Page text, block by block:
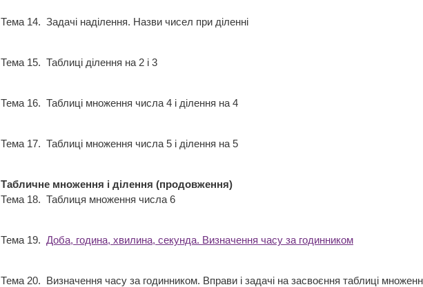
Тема 14. Задачі наділення. Назви чисел при діленні
Тема 15. Таблиці ділення на 2 і 3
Тема 16. Таблиці множення числа 4 і ділення на 4
Тема 17. Таблиці множення числа 5 і ділення на 5
Табличне множення і ділення (продовження)
Тема 18. Таблиця множення числа 6
Тема 19. Доба, година, хвилина, секунда. Визначення часу за годинником
Тема 20. Визначення часу за годинником. Вправи і задачі на засвоєння таблиці